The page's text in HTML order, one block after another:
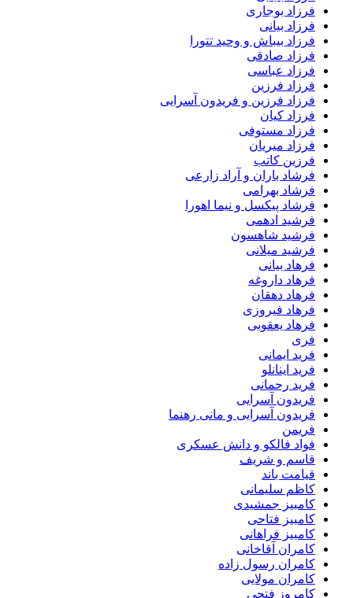
فرزاد بوجاری
فرزاد بیانی
فرزاد بیباش و وحید تتورا
فرزاد صادقی
فرزاد عباسی
فرزاد فرزین
فرزاد فرزین و فریدون آسرایی
فرزاد کیان
فرزاد مستوفی
فرزاد میریان
فرزین کاتب
فرشاد باران و آراد زارعی
فرشاد بهرامی
فرشاد پیکسل و نیما اهورا
فرشید ادهمی
فرشید شاهسون
فرشید میلانی
فرهاد بیانی
فرهاد داروغه
فرهاد دهقان
فرهاد فیروزی
فرهاد یعقوبی
فری
فرید ایمانی
فرید اینانلو
فرید رحمانی
فریدون آسرایی
فریدون آسرایی و مانی رهنما
فریمن
فواد فالکو و دانش عسکری
قاسم و شریف
قیامت باند
کاظم سلیمانی
کامبیز جمشیدی
کامبیز فتاحی
کامبیز فراهانی
کامران آقاخانی
کامران رسول زاده
کامران مولایی
کامروز فتحی